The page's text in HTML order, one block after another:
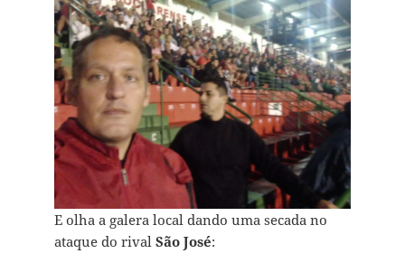
E olha a galera local dando uma secada no
ataque do rival São José: